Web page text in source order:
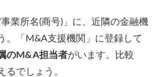
業所名(商号)」に、近隣の金融機
。「M&A支援機関」に登録して
のM&A担当者がいます。比較
るでしょう。